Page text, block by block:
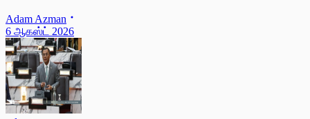
Adam Azman
6 ஆகஸ்ட் 2026